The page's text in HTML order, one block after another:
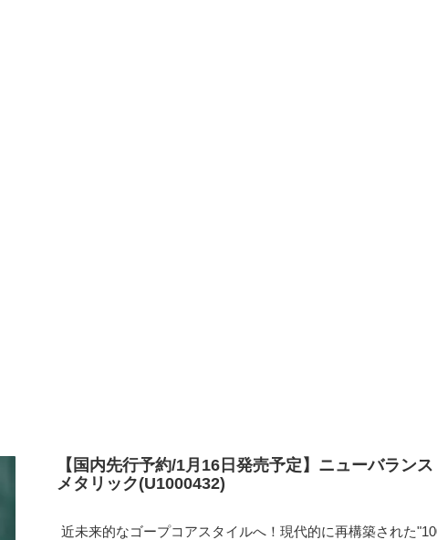
【国内先行予約/1月16日発売予定】ニューバラン
メタリック(U1000432)
近未来的なゴープコアスタイルへ！現代的に再構築された